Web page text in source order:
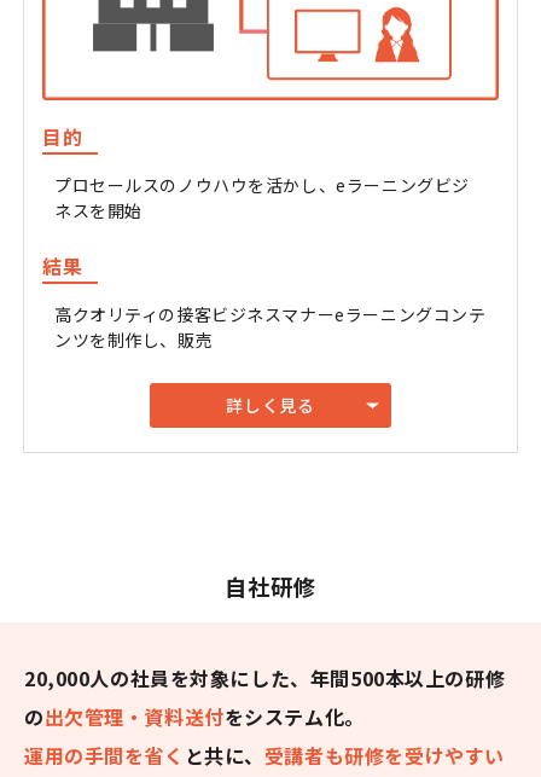
目的
プロセールスのノウハウを活かし、eラーニングビジ
ネスを開始
結果
高クオリティの接客ビジネスマナーeラーニングコンテ
ンツを制作し、販売
詳しく見る
自社研修
20,000人の社員を対象にした、年間500本以上の研修
の出欠管理・資料送付をシステム化。
運用の手間を省く と共に、 受講者も研修を受けやすい